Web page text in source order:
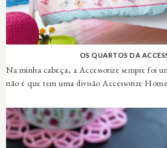
OS QUARTOS DA
Na minha cabeça, a Accessorize sempre foi
não é que tem uma divisão Accessorize